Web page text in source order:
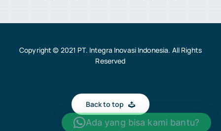
Copyright © 2021 PT. Integra Inovasi Indonesia. All Rights
Reserved
Back to top
Ada yang bisa kami bantu?